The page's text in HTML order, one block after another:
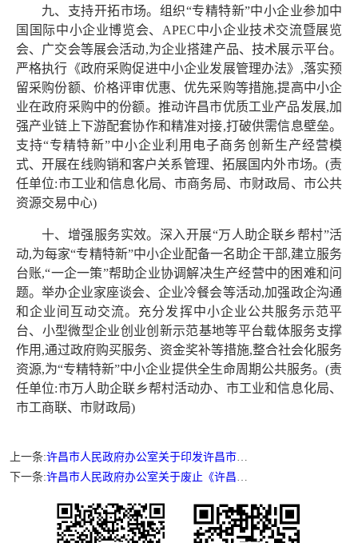
九、支持开拓市场。组织“专精特新”中小企业参加中
国国际中小企业博览会、APEC中小企业技术交流暨展览
会、广交会等展会活动,为企业搭建产品、技术展示平台。
严格执行《政府采购促进中小企业发展管理办法》,落实预
留采购份额、价格评审优惠、优先采购等措施,提高中小企
业在政府采购中的份额。推动许昌市优质工业产品发展,加
强产业链上下游配套协作和精准对接,打破供需信息壁垒。
支持“专精特新”中小企业利用电子商务创新生产经营模
式、开展在线购销和客户关系管理、拓展国内外市场。(责
任单位:市工业和信息化局、市商务局、市财政局、市公共
资源交易中心)
十、增强服务实效。深入开展“万人助企联乡帮村”活
动,为每家“专精特新”中小企业配备一名助企干部,建立服务
台账,“一企一策”帮助企业协调解决生产经营中的困难和问
题。举办企业家座谈会、企业冷餐会等活动,加强政企沟通
和企业间互动交流。充分发挥中小企业公共服务示范平
台、小型微型企业创业创新示范基地等平台载体服务支撑
作用,通过政府购买服务、资金奖补等措施,整合社会化服务
资源,为“专精特新”中小企业提供全生命周期公共服务。(责
任单位:市万人助企联乡帮村活动办、市工业和信息化局、
市工商联、市财政局)
上一条:许昌市人民政府办公室关于印发许昌市跨境电商零售进口试点工作方案的通知
下一条:许昌市人民政府办公室关于废止《许昌市县乡计划生育技术服务机构管理办法》(2005年政府令第8号)和《许昌市城市区(城镇)人口和计划生育管理若干规定》(2005年政府令第10号)的通知